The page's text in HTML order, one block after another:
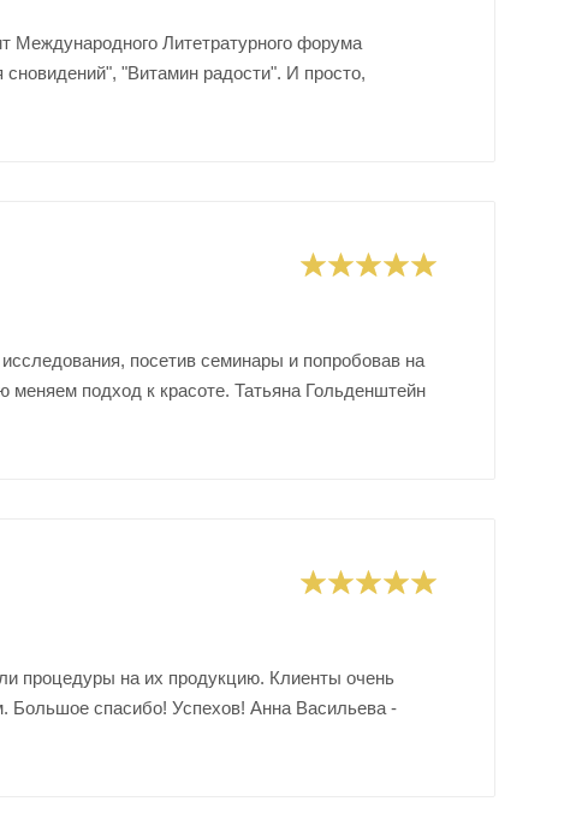
Международного Литетратурного форума
сновидений", "Витамин радости". И просто,
посетив семинары и попробовав на
меняем подход к красоте. Татьяна Гольденштейн
процедуры на их продукцию. Клиенты очень
Большое спасибо! Успехов! Анна Васильева -